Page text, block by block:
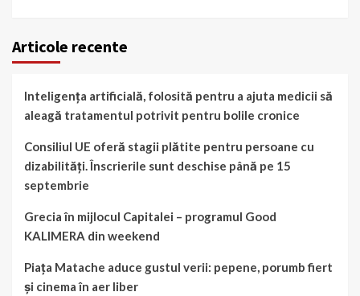
Articole recente
Inteligența artificială, folosită pentru a ajuta medicii să
aleagă tratamentul potrivit pentru bolile cronice
Consiliul UE oferă stagii plătite pentru persoane cu
dizabilități. Înscrierile sunt deschise până pe 15
septembrie
Grecia în mijlocul Capitalei – programul Good
KALIMERA din weekend
Piața Matache aduce gustul verii: pepene, porumb fiert
și cinema în aer liber